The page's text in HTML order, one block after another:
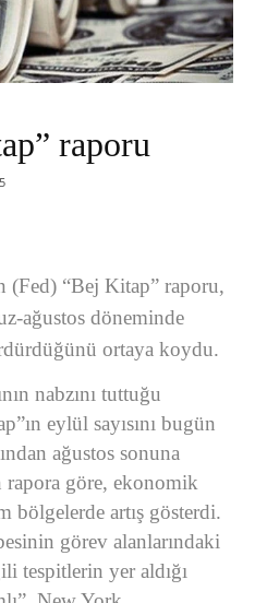
raporu
(Fed) “Bej Kitap” raporu,
ağustos döneminde
ortaya koydu.
nabzını tuttuğu
eylül sayısını bugün
ağustos sonuna
rapora göre, ekonomik
bölgelerde artış gösterdi.
görev alanlarındaki
tespitlerin yer aldığı